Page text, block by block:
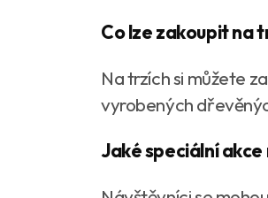
Co lze zakoupit na
Na trzích si můžete
vyrobených
Jaké speciální